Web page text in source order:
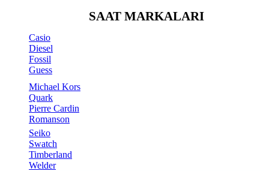
SAAT MARKALARI
Casio
Diesel
Fossil
Guess
Michael Kors
Quark
Pierre Cardin
Romanson
Seiko
Swatch
Timberland
Welder